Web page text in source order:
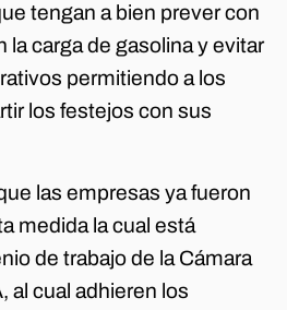
tengan a bien prever con
carga de gasolina y evitar
permitiendo a los
los festejos con sus
las empresas ya fueron
medida la cual está
de trabajo de la Cámara
al cual adhieren los